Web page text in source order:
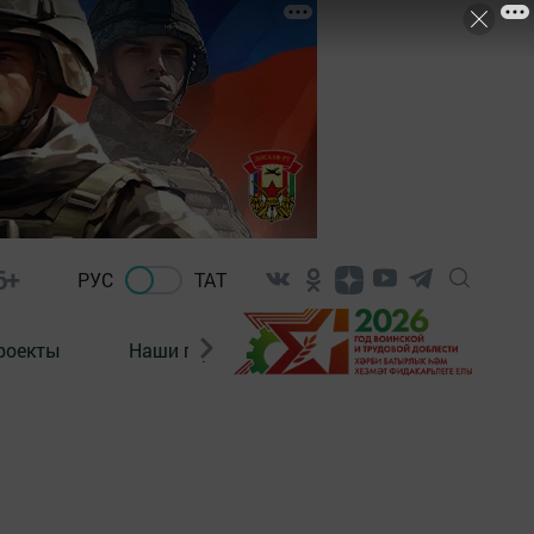
РУС ТАТ
Наши герои Нормативно-правовые